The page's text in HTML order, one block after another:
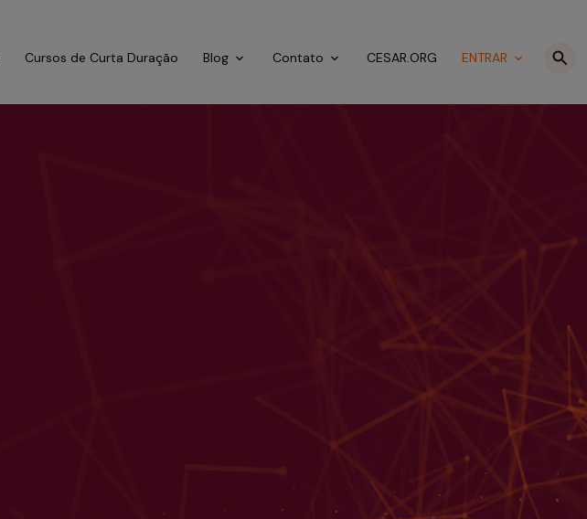
Cursos de Curta Duração Blog Contato CESAR.ORG ENTRAR